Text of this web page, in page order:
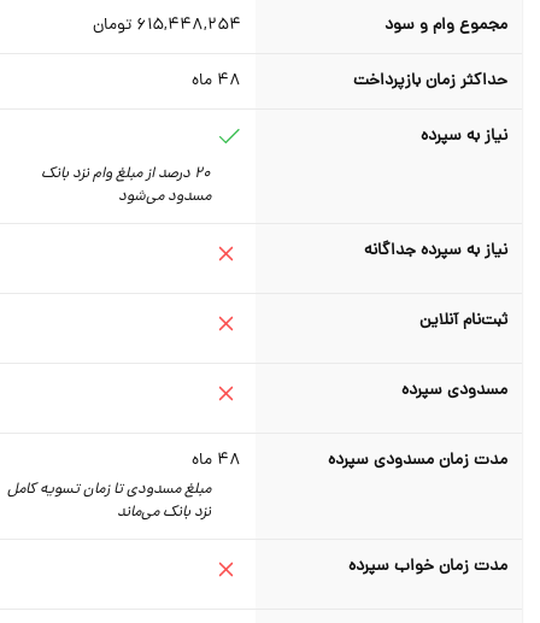
مجموع وام و سود 615,448,254تومان
حداکثر زمان بازپرداخت ماه
نیاز به سپرده
20 درصد از مبلغ وام نزد بانک
مسدود می‌شود
نیاز به سپرده جداگانه
ثبت‌نام آنلاین
مسدودی سپرده
مدت زمان مسدودی سپرده ماه
مبلغ مسدودی تا زمان تسویه کامل
نزد بانک می‌ماند
مدت زمان خواب سپرده